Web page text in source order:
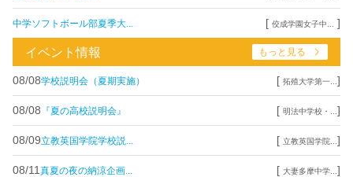
中学ソフトボール部夏季大... [ 佼成学園女子中... ]
イベント情報 もっと見る
08/08学校説明会（夏期実施） [ 拓殖大学第一... ]
08/08 『夏の高校説明会』 [ 明法中学校・... ]
08/09立教英国学院学校説... [ 立教英国学院... ]
08/11 真夏の夜の納涼企画... [ 大妻多摩中学... ]